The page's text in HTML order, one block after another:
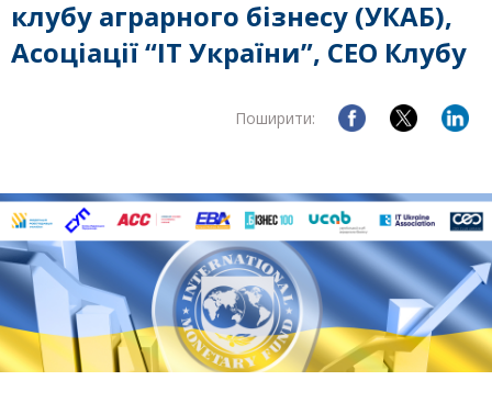
клубу аграрного бізнесу (УКАБ),
Асоціації “ІТ України”, СЕО Клубу
Поширити: